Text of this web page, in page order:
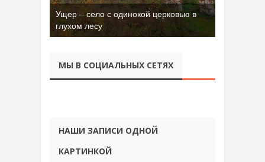
Ущер – село с одинокой церковью в
глухом лесу
МЫ В СОЦИАЛЬНЫХ СЕТЯХ
НАШИ ЗАПИСИ ОДНОЙ
КАРТИНКОЙ